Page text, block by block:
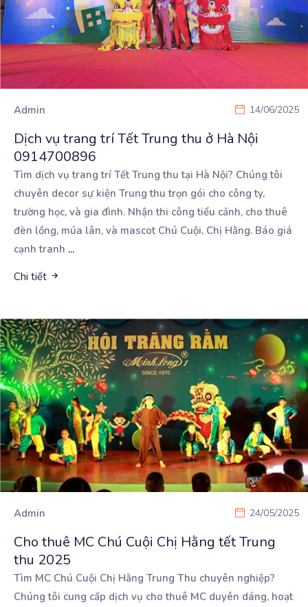
Admin 14/06/2025
Dịch vụ trang trí Tết Trung thu ở Hà Nội
0914700896
Tìm dịch vụ trang trí Tết Trung thu tại Hà Nội? Chúng tôi
chuyên decor sự kiện Trung thu trọn gói cho công ty,
trường học, và gia đình. Nhận thi công tiểu cảnh, cho thuê
đèn lồng, múa lân, và mascot Chú Cuội, Chị Hằng. Báo giá
cạnh tranh ...
Chi tiết
Admin 24/05/2025
Cho thuê MC Chú Cuội Chị Hằng tết Trung
thu 2025
Tìm MC Chú Cuội Chị Hằng Trung Thu chuyên nghiệp?
Chúng tôi cung cấp dịch vụ cho thuê MC duyên dáng, hoạt